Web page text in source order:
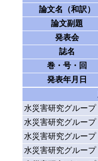
論文名（和訳）
論文副題
発表会
誌名
巻・号・回
発表年月日
水災害研究グループ
水災害研究グループ
水災害研究グループ
水災害研究グループ